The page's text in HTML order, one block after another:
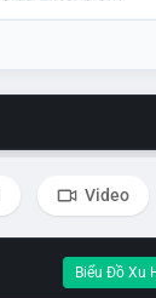
Video
Biểu Đồ Xu